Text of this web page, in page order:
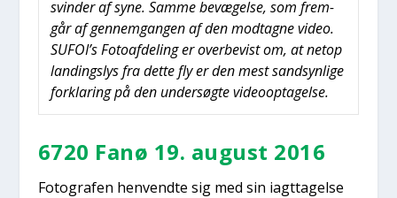
svin­der af syne. Sam­me bevæ­gel­se, som frem­
går af gen­nem­gan­gen af den mod­tag­ne video.
SUFOI’s Foto­af­de­ling er over­be­vist om, at net­op
lan­dings­lys fra det­te fly er den mest sand­syn­li­ge
for­kla­ring på den under­søg­te video­op­ta­gel­se.
6720 Fanø 19. august 2016
Foto­gra­fen hen­vend­te sig med sin iagt­ta­gel­se